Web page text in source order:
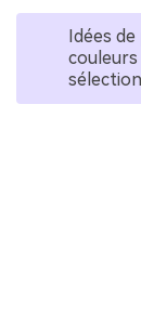
Idées